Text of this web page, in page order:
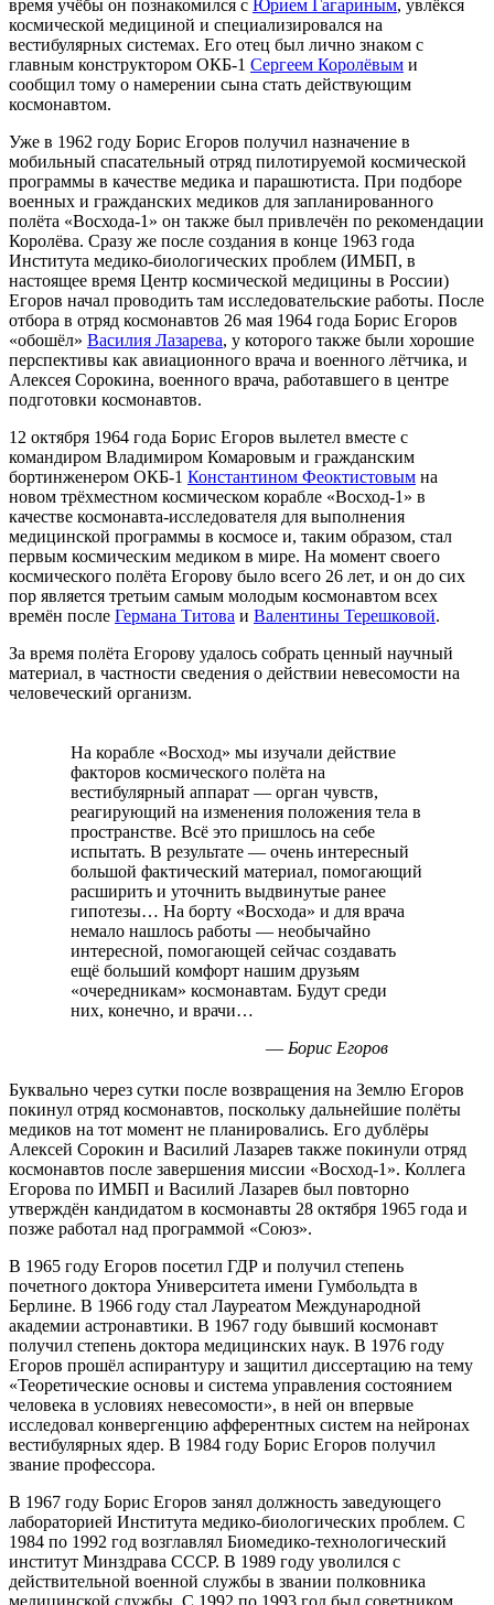
время учёбы он познакомился с Юрием Гагариным, увлёкся
космической медициной и специализировался на
вестибулярных системах. Его отец был лично знаком с
главным конструктором ОКБ-1 Сергеем Королёвым и
сообщил тому о намерении сына стать действующим
космонавтом.
Уже в 1962 году Борис Егоров получил назначение в
мобильный спасательный отряд пилотируемой космической
программы в качестве медика и парашютиста. При подборе
военных и гражданских медиков для запланированного
полёта «Восхода-1» он также был привлечён по рекомендации
Королёва. Сразу же после создания в конце 1963 года
Института медико-биологических проблем (ИМБП, в
настоящее время Центр космической медицины в России)
Егоров начал проводить там исследовательские работы. После
отбора в отряд космонавтов 26 мая 1964 года Борис Егоров
«обошёл» Василия Лазарева, у которого также были хорошие
перспективы как авиационного врача и военного лётчика, и
Алексея Сорокина, военного врача, работавшего в центре
подготовки космонавтов.
12 октября 1964 года Борис Егоров вылетел вместе с
командиром Владимиром Комаровым и гражданским
бортинженером ОКБ-1 Константином Феоктистовым на
новом трёхместном космическом корабле «Восход-1 » в
качестве космонавта-исследователя для выполнения
медицинской программы в космосе и, таким образом, стал
первым космическим медиком в мире. На момент своего
космического полёта Егорову было всего 26 лет, и он до сих
пор является третьим самым молодым космонавтом всех
времён после Германа Титова и Валентины Терешковой.
За время полёта Егорову удалось собрать ценный научный
материал, в частности сведения о действии невесомости на
человеческий организм.
На корабле «Восход» мы изучали действие
факторов космического полёта на
вестибулярный аппарат — орган чувств,
реагирующий на изменения положения тела в
пространстве. Всё это пришлось на себе
испытать. В результате — очень интересный
большой фактический материал, помогающий
расширить и уточнить выдвинутые ранее
гипотезы… На борту «Восхода» и для врача
немало нашлось работы — необычайно
интересной, помогающей сейчас создавать
ещё больший комфорт нашим друзьям
«очередникам» космонавтам. Будут среди
них, конечно, и врачи…
— Борис Егоров
Буквально через сутки после возвращения на Землю Егоров
покинул отряд космонавтов, поскольку дальнейшие полёты
медиков на тот момент не планировались. Его дублёры
Алексей Сорокин и Василий Лазарев также покинули отряд
космонавтов после завершения миссии «Восход-1 ». Коллега
Егорова по ИМБП и Василий Лазарев был повторно
утверждён кандидатом в космонавты 28 октября 1965 года и
позже работал над программой «Союз».
В 1965 году Егоров посетил ГДР и получил степень
почетного доктора Университета имени Гумбольдта в
Берлине. В 1966 году стал Лауреатом Международной
академии астронавтики. В 1967 году бывший космонавт
получил степень доктора медицинских наук. В 1976 году
Егоров прошёл аспирантуру и защитил диссертацию на тему
«Теоретические основы и система управления состоянием
человека в условиях невесомости», в ней он впервые
исследовал конвергенцию афферентных систем на нейронах
вестибулярных ядер. В 1984 году Борис Егоров получил
звание профессора.
В 1967 году Борис Егоров занял должность заведующего
лабораторией Института медико-биологических проблем. С
1984 по 1992 год возглавлял Биомедико-технологический
институт Минздрава СССР. В 1989 году уволился с
действительной военной службы в звании полковника
медицинской службы. С 1992 по 1993 год был советником